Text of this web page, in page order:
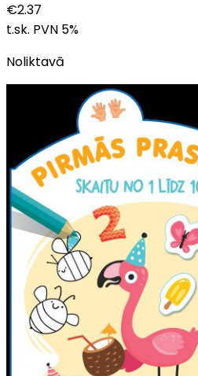
€2.37
t.sk. PVN 5%
Noliktavā